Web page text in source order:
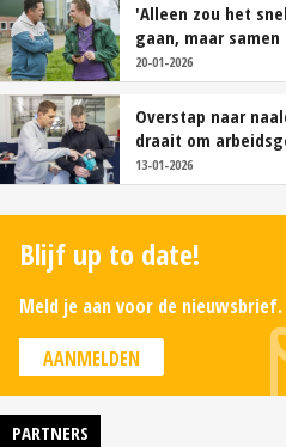
'Alleen zou het
gaan, maar samen
we stukken sterker'
20-01-2026
Overstap naar
draait om
en
13-01-2026
Blijf up to date!
Meld je aan voor de nieuwsbrief.
AANMELDEN
PARTNERS